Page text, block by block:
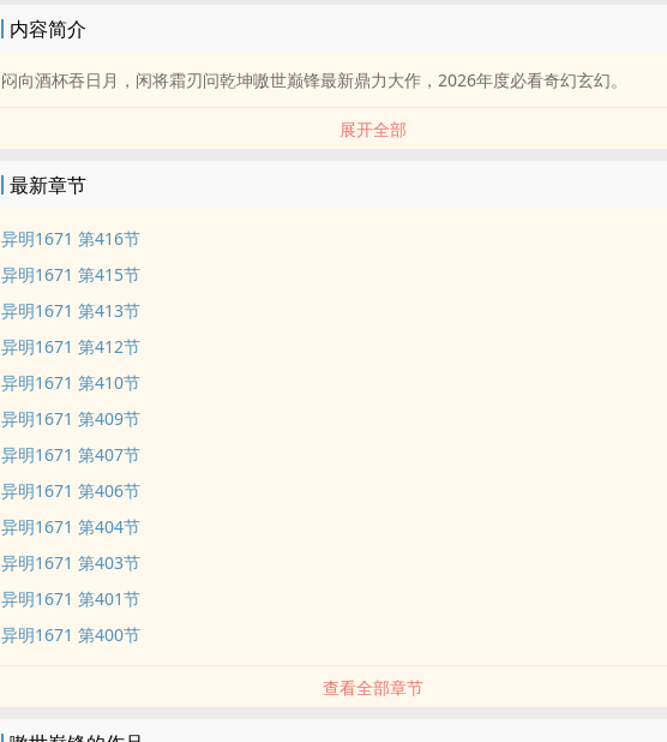
内容简介
闷向酒杯吞日月，闲将霜刃问乾坤嗷世巅锋最新鼎力大作，2026年度必看奇幻玄幻。
展开全部
最新章节
异明1671 第416节
异明1671 第415节
异明1671 第413节
异明1671 第412节
异明1671 第410节
异明1671 第409节
异明1671 第407节
异明1671 第406节
异明1671 第404节
异明1671 第403节
异明1671 第401节
异明1671 第400节
查看全部章节